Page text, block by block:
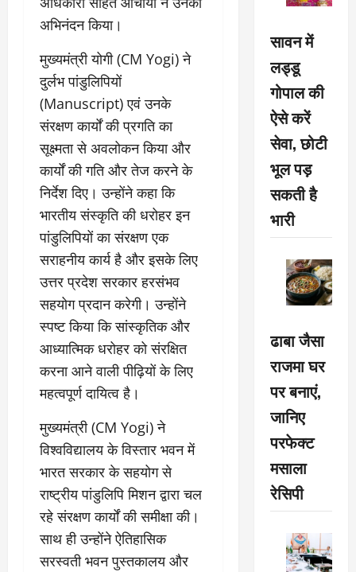
अभिनंदन किया।
मुख्यमंत्री योगी (CM Yogi) ने
दुर्लभ पांडुलिपियों
(Manuscript) एवं उनके
संरक्षण कार्यों की प्रगति का
सूक्ष्मता से अवलोकन किया और
कार्यों की गति और तेज करने के
निर्देश दिए। उन्होंने कहा कि
भारतीय संस्कृति की धरोहर इन
पांडुलिपियों का संरक्षण एक
सराहनीय कार्य है और इसके लिए
उत्तर प्रदेश सरकार हरसंभव
सहयोग प्रदान करेगी। उन्होंने
स्पष्ट किया कि सांस्कृतिक और
आध्यात्मिक धरोहर को संरक्षित
करना आने वाली पीढ़ियों के लिए
महत्वपूर्ण दायित्व है।
मुख्यमंत्री (CM Yogi) ने
विश्वविद्यालय के विस्तार भवन में
भारत सरकार के सहयोग से
राष्ट्रीय पांडुलिपि मिशन द्वारा चल
रहे संरक्षण कार्यों की समीक्षा की।
साथ ही उन्होंने ऐतिहासिक
सरस्वती भवन पुस्तकालय और
सावन में
लड्डू
गोपाल की
ऐसे करें
सेवा, छोटी
भूल पड़
सकती है
भारी
ढाबा जैसा
राजमा घर
पर बनाएं,
जानिए
परफेक्ट
मसाला
रेसिपी